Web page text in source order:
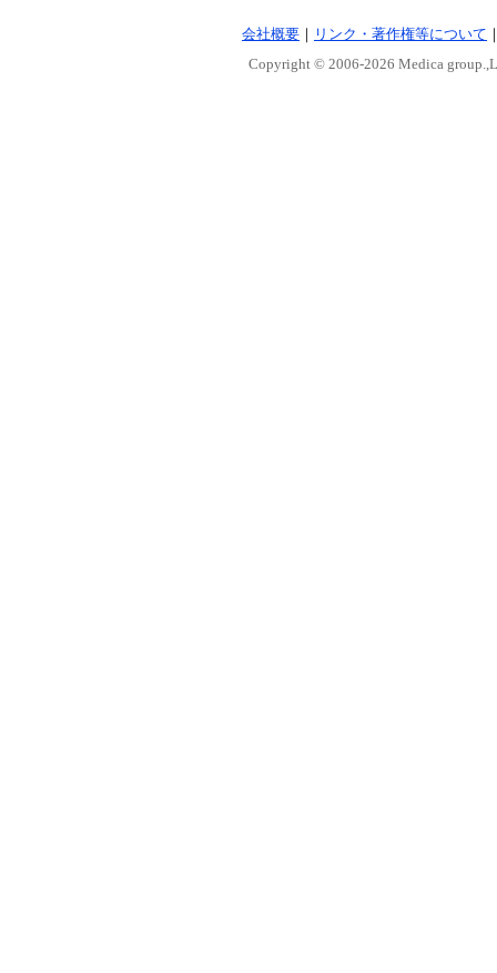
会社概要 ｜ リンク・著作権等について
Copyright © 2006-2026 Medica